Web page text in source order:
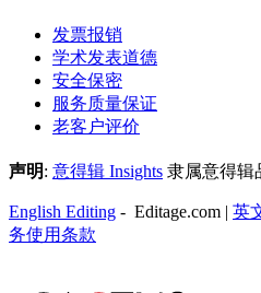
发票报销
学术发表道德
安全保密
服务质量保证
老客户评价
声明: 意得辑 Insights 隶属意得辑
English Editing - Editage.com | 英
务使用条款